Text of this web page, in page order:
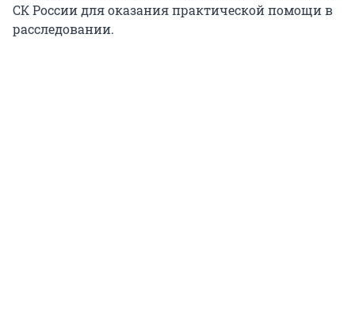
СК России для оказания практической помощи в
расследовании.